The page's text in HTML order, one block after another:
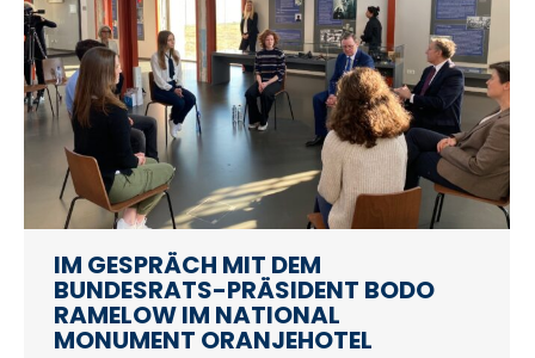
IM GESPRÄCH MIT DEM
BUNDESRATS-PRÄSIDENT BODO
RAMELOW IM NATIONAL
MONUMENT ORANJEHOTEL